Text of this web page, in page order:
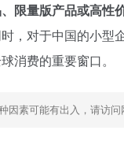
限量版产品或高性
，对于中国的小型
消费的重要窗口。
因素可能有出入，请访问